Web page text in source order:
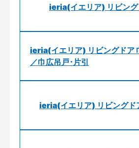
ieria(イエリア) リビング
ieria(イエリア) リビングドア
／巾広吊戸･片引
ieria(イエリア) リビングド